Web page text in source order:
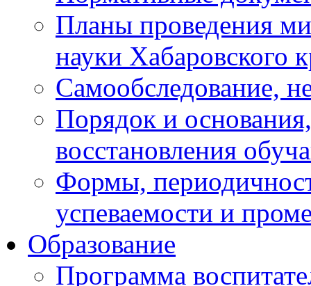
Планы проведения
науки Хабаровского
Самообследование,
Порядок и
восстановления
Формы,
успеваемости и
Образование
Программа